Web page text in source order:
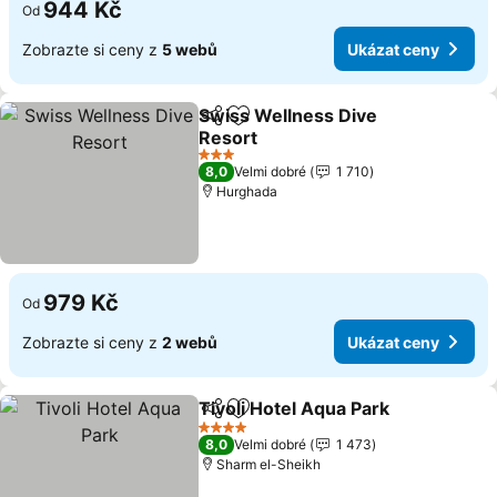
Od 944 Kč
Zobrazte si ceny z 5 webů Ukázat ceny
SdíletPřidat na seznam oblíbených
Swiss Wellness Dive
Resort
Ukázat ceny
3 Počet hvězdiček
8,0 Velmi dobré
1 710
Hurghada
Od 979 Kč
Zobrazte si ceny z 2 webů Ukázat ceny
SdíletPřidat na seznam oblíbených
Tivoli Hotel Aqua Park
4 Počet hvězdiček
8,0 Velmi dobré
1 473
Sharm el-Sheikh